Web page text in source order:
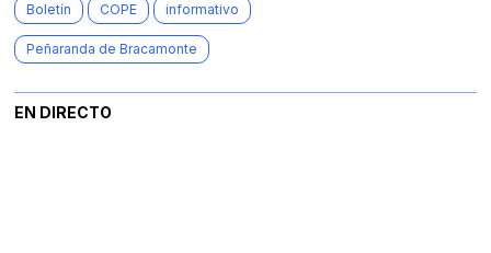
Boletín COPE informativo
Peñaranda de Bracamonte
EN DIRECTO